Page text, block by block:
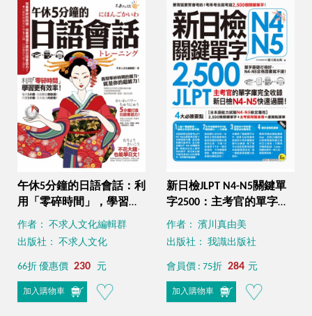
午休5分鐘的日語會話：利
用「零碎時間」，學習更
有效率！（免費附贈虛擬
點讀筆APP+1CD）
作者： 不求人文化編輯群
出版社： 不求人文化
66折 優惠價 230 元
加入購物車
新日檢JLPT N4-N5關鍵單
字2500：主考官的單字庫
完全收錄，新日檢N4-N5
快速過關！（附1主考官一
定會考的單字隨身冊＋
1CD＋虛擬點讀筆APP）
作者： 濱川真由美
出版社： 我識出版社
會員價 : 75折 284 元
加入購物車